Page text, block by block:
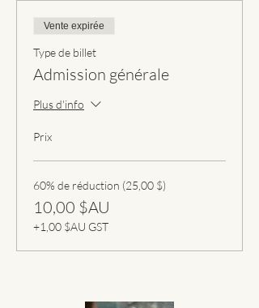
Vente expirée
Type de billet
Admission générale
Plus d'info
Prix
60% de réduction (25,00 $)
10,00 $AU
+1,00 $AU GST